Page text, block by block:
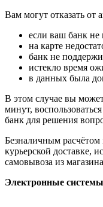
Вам могут отказать от
если ваш банк не
на карте
банк не
истекло время
в данных была
В этом случае вы
минут,
банк для решения
Безналичным расчётом
курьерской доставке,
самовывоза из
Электронные системы